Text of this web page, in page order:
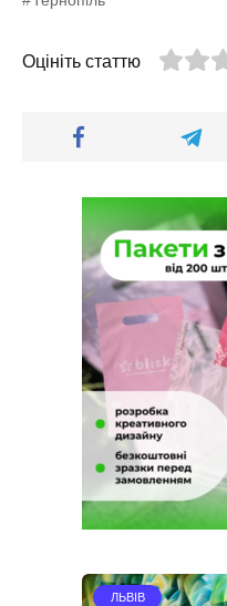
Оцініть статтю
ЛЬВІВ